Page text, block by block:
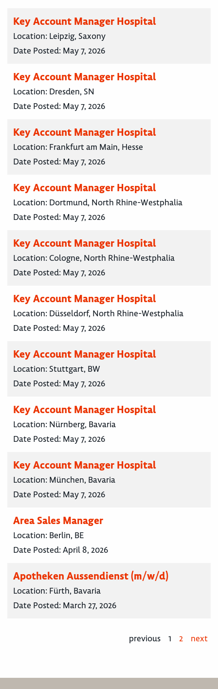
Key Account Manager Hospital
Location: Leipzig, Saxony
Date Posted: May 7, 2026
Key Account Manager Hospital
Location: Dresden, SN
Date Posted: May 7, 2026
Key Account Manager Hospital
Location: Frankfurt am Main, Hesse
Date Posted: May 7, 2026
Key Account Manager Hospital
Location: Dortmund, North Rhine-Westphalia
Date Posted: May 7, 2026
Key Account Manager Hospital
Location: Cologne, North Rhine-Westphalia
Date Posted: May 7, 2026
Key Account Manager Hospital
Location: Düsseldorf, North Rhine-Westphalia
Date Posted: May 7, 2026
Key Account Manager Hospital
Location: Stuttgart, BW
Date Posted: May 7, 2026
Key Account Manager Hospital
Location: Nürnberg, Bavaria
Date Posted: May 7, 2026
Key Account Manager Hospital
Location: München, Bavaria
Date Posted: May 7, 2026
Area Sales Manager
Location: Berlin, BE
Date Posted:April 8, 2026
Apotheken Aussendienst (m/w/d)
Location: Fürth, Bavaria
Date Posted: March 27, 2026
previous 1 2 next